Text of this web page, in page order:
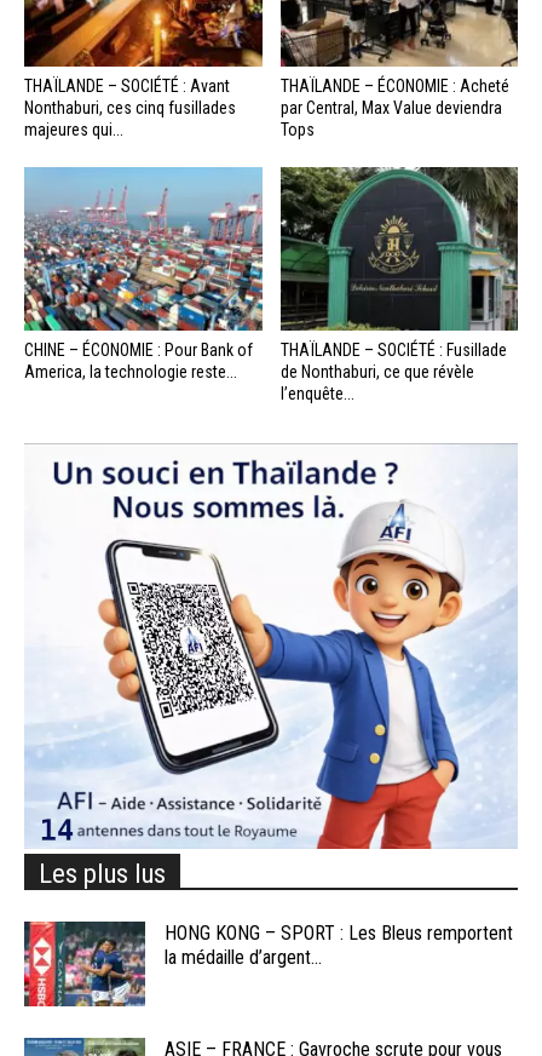
THAÏLANDE – SOCIÉTÉ : Avant
Nonthaburi, ces cinq fusillades
majeures qui...
THAÏLANDE – ÉCONOMIE : Acheté
par Central, Max Value deviendra
Tops
CHINE – ÉCONOMIE : Pour Bank of
America, la technologie reste...
THAÏLANDE – SOCIÉTÉ : Fusillade
de Nonthaburi, ce que révèle
l’enquête...
Les plus lus
HONG KONG – SPORT : Les Bleus remportent
la médaille d’argent...
ASIE – FRANCE : Gavroche scrute pour vous